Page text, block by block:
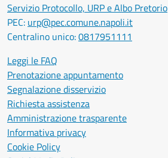
Servizio Protocollo, URP e Albo Pretorio
PEC: urp@pec.comune.napoli.it
Centralino unico:0817951111
Leggi le FAQ
Prenotazione appuntamento
Segnalazione disservizio
Richiesta assistenza
Amministrazione trasparente
Informativa privacy
Cookie Policy